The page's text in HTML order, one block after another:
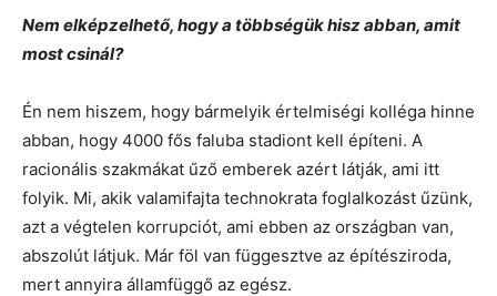
Nem elképzelhető, hogy a többségük hisz abban, amit
most csinál?
Én nem hiszem, hogy bármelyik értelmiségi kolléga hinne
abban, hogy 4000 fős faluba stadiont kell építeni. A
racionális szakmákat űző emberek azért látják, ami itt
folyik. Mi, akik valamifajta technokrata foglalkozást űzünk,
azt a végtelen korrupciót, ami ebben az országban van,
abszolút látjuk. Már föl van függesztve az építésziroda,
mert annyira államfüggő az egész.